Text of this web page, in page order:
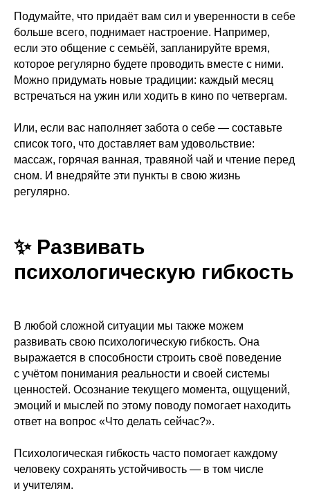
Подумайте, что придаёт вам сил и уверенности в себе
больше всего, поднимает настроение. Например,
если это общение с семьёй, запланируйте время,
которое регулярно будете проводить вместе с ними.
Можно придумать новые традиции: каждый месяц
встречаться на ужин или ходить в кино по четвергам.
Или, если вас наполняет забота о себе — составьте
список того, что доставляет вам удовольствие:
массаж, горячая ванная, травяной чай и чтение перед
сном. И внедряйте эти пункты в свою жизнь
регулярно.
✨ Развивать
психологическую гибкость
В любой сложной ситуации мы также можем
развивать свою психологическую гибкость. Она
выражается в способности строить своё поведение
с учётом понимания реальности и своей системы
ценностей. Осознание текущего момента, ощущений,
эмоций и мыслей по этому поводу помогает находить
ответ на вопрос «Что делать сейчас?».
Психологическая гибкость часто помогает каждому
человеку сохранять устойчивость — в том числе
и учителям.